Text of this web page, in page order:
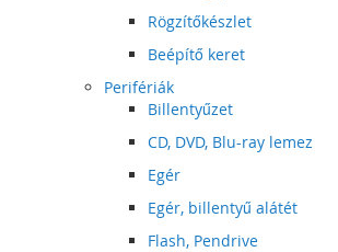
Rögzítőkészlet
Beépítő keret
Perifériák
Billentyűzet
CD, DVD, Blu-ray lemez
Egér
Egér, billentyű alátét
Flash, Pendrive